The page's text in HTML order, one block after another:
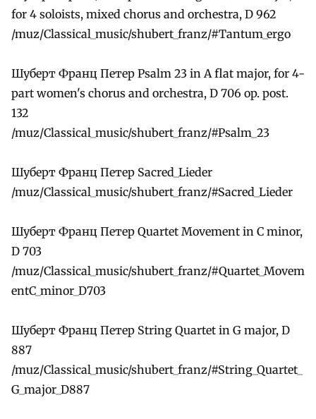
for 4 soloists, mixed chorus and orchestra, D 962
/muz/Classical_music/shubert_franz/#Tantum_ergo
Шуберт Франц Петер Psalm 23 in A flat major, for 4-
part women's chorus and orchestra, D 706 op. post.
132
/muz/Classical_music/shubert_franz/#Psalm_23
Шуберт Франц Петер Sacred_Lieder
/muz/Classical_music/shubert_franz/#Sacred_Lieder
Шуберт Франц Петер Quartet Movement in C minor,
D 703
/muz/Classical_music/shubert_franz/#Quartet_Movem
entC_minor_D703
Шуберт Франц Петер String Quartet in G major, D
887
/muz/Classical_music/shubert_franz/#String_Quartet_
G_major_D887